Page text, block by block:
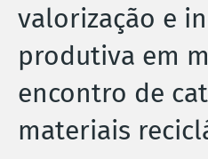
valorização e
produtiva em
encontro de
materiais